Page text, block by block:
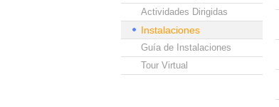
Actividades Dirigidas
Instalaciones
Guía de Instalaciones
Tour Virtual